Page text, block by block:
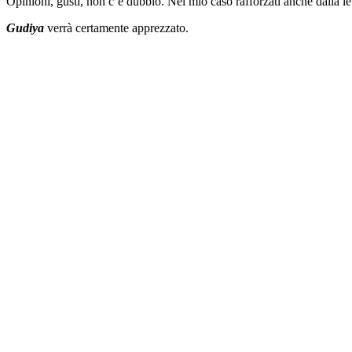
Gudiya verrà certamente apprezzato.